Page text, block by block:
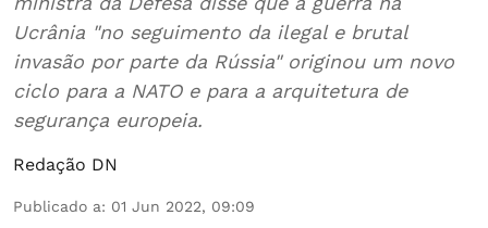
Ucrânia "no seguimento da ilegal e brutal
invasão por parte da Rússia" originou um novo
ciclo para a NATO e para a arquitetura de
segurança europeia.
Redação DN
Publicado a: 01 Jun 2022, 09:09